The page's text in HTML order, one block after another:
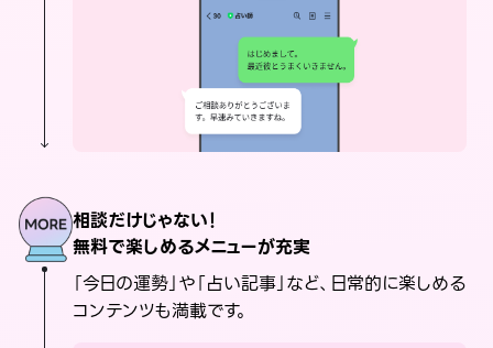
相談だけじゃない！
無料で楽しめるメニューが充実
「今日の運勢」や「占い記事」など、日常的に楽しめる
コンテンツも満載です。